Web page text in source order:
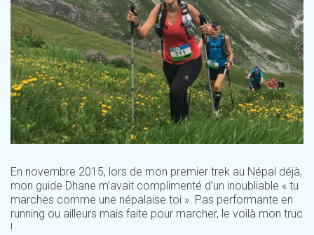
En novembre 2015, lors de mon premier trek au Népal déjà,
mon guide Dhane m’avait complimenté d’un inoubliable « tu
marches comme une népalaise toi ». Pas performante en
running ou ailleurs mais faite pour marcher, le voilà mon truc
!